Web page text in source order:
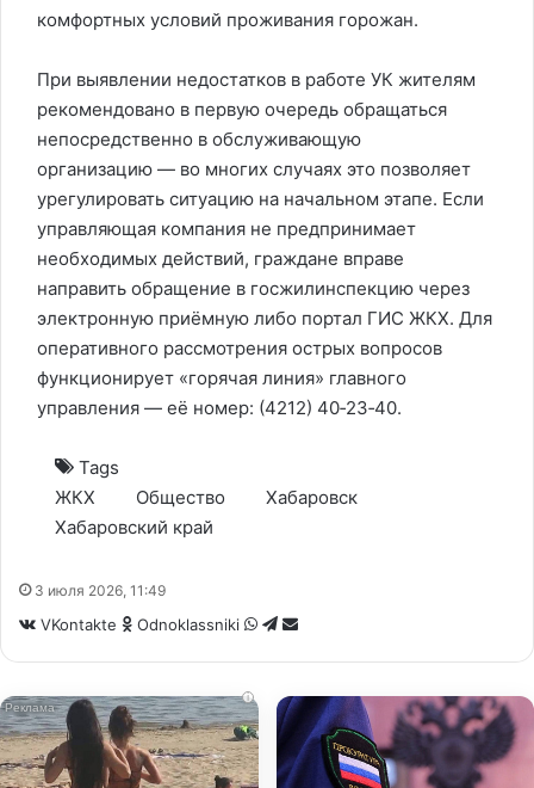
комфортных условий проживания горожан.
При выявлении недостатков в работе УК жителям
рекомендовано в первую очередь обращаться
непосредственно в обслуживающую
организацию — во многих случаях это позволяет
урегулировать ситуацию на начальном этапе. Если
управляющая компания не предпринимает
необходимых действий, граждане вправе
направить обращение в госжилинспекцию через
электронную приёмную либо портал ГИС ЖКХ. Для
оперативного рассмотрения острых вопросов
функционирует «горячая линия» главного
управления — её номер: (4212) 40‑23‑40.
Tags
ЖКХ
Общество
Хабаровск
Хабаровский край
3 июля 2026, 11:49
VKontakte Odnoklassniki WhatsApp
Telegram
Share
i